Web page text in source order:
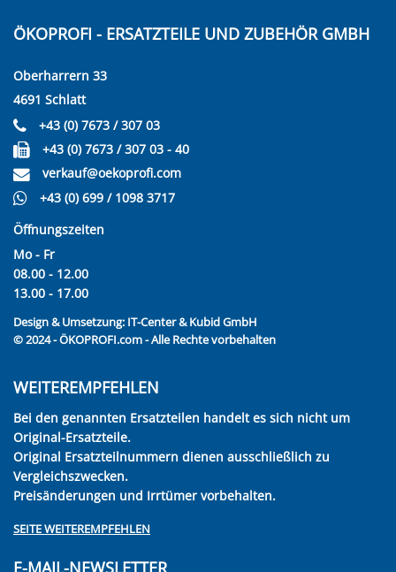
ÖKOPROFI - ERSATZTEILE UND ZUBEHÖR GMBH
Oberharrern 33
4691 Schlatt
+43 (0) 7673 / 307 03
+43 (0) 7673 / 307 03 - 40
verkauf@oekoprofi.com
+43 (0) 699 / 1098 3717
Öffnungszeiten
Mo - Fr
08.00 - 12.00
13.00 - 17.00
Design & Umsetzung: IT-Center & Kubid GmbH
© 2024 - ÖKOPROFI.com - Alle Rechte vorbehalten
WEITEREMPFEHLEN
Bei den genannten Ersatzteilen handelt es sich nicht um
Original-Ersatzteile.
Original Ersatzteilnummern dienen ausschließlich zu
Vergleichszwecken.
Preisänderungen und Irrtümer vorbehalten.
SEITE WEITEREMPFEHLEN
E-MAIL-NEWSLETTER